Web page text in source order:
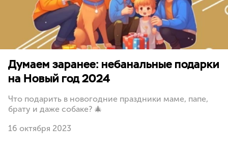
Думаем заранее: небанальные подарки
на Новый год 2024
Что подарить в новогодние праздники маме, папе,
брату и даже собаке? 🎄
16 октября 2023